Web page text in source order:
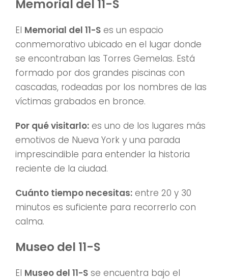
Memorial del 11-S
El Memorial del 11-S es un espacio
conmemorativo ubicado en el lugar donde
se encontraban las Torres Gemelas. Está
formado por dos grandes piscinas con
cascadas, rodeadas por los nombres de las
víctimas grabados en bronce.
Por qué visitarlo: es uno de los lugares más
emotivos de Nueva York y una parada
imprescindible para entender la historia
reciente de la ciudad.
Cuánto tiempo necesitas: entre 20 y 30
minutos es suficiente para recorrerlo con
calma.
Museo del 11-S
El Museo del 11-S se encuentra bajo el